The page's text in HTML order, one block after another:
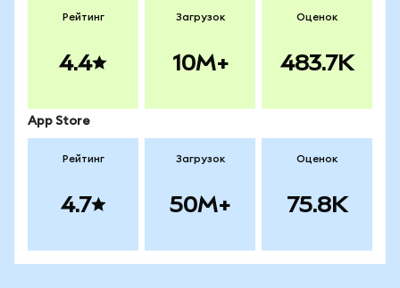
Рейтинг
4.4
Загрузок
10M+
Оценок
483.7K
App Store
Рейтинг
4.7
Загрузок
50M+
Оценок
75.8K